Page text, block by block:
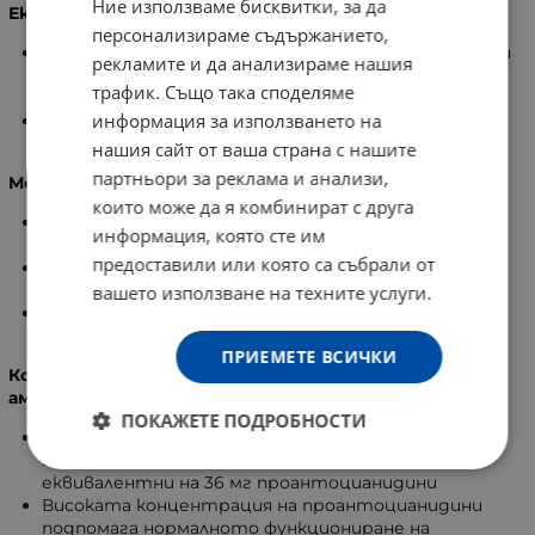
Екстракт от брезови листа
Богат е на тетрациклични тритерпени, дъбилни
вещества, никотинова киселина, бетулинова
киселина, флавонолови гликозиди.
Подкрепя нормалното функциониране на
бъбреците и уринарния тракт.
Мечо грозде
С богато съдържание на фенолни гликозиди -
арбутин и метиларбутин.
Съдържа още флавоноидите кверцитин и
мирицитрин.
бъбреците и уринарния тракт.
Концентриран сух екстракт от плодове на
американска червена боровинка
Съдържа 144 мг концентриран сух екстракт от
плодовете на американска червена боровинка,
еквивалентни на 36 мг проантоцианидини
Високата концентрация на проантоцианидини
подпомага нормалното функциониране на
Ние използваме бисквитки, за да
персонализираме съдържанието,
рекламите и да анализираме нашия
трафик. Също така споделяме
информация за използването на
нашия сайт от ваша страна с нашите
партньори за реклама и анализи,
които може да я комбинират с друга
информация, която сте им
предоставили или която са събрали от
вашето използване на техните услуги.
ПРИЕМЕТЕ ВСИЧКИ
ПОКАЖЕТЕ ПОДРОБНОСТИ